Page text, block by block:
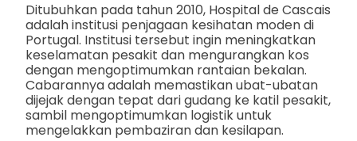
Ditubuhkan pada tahun 2010, Hospital de Cascais
adalah institusi penjagaan kesihatan moden di
Portugal. Institusi tersebut ingin meningkatkan
keselamatan pesakit dan mengurangkan kos
dengan mengoptimumkan rantaian bekalan.
Cabarannya adalah memastikan ubat-ubatan
dijejak dengan tepat dari gudang ke katil pesakit,
sambil mengoptimumkan logistik untuk
mengelakkan pembaziran dan kesilapan.